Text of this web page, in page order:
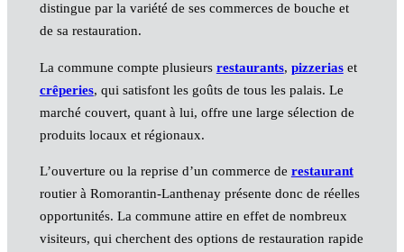
distingue par la variété de ses commerces de bouche et
de sa restauration.
La commune compte plusieurs restaurants, pizzeriaset
crêperies, qui satisfont les goûts de tous les palais. Le
marché couvert, quant à lui, offre une large sélection de
produits locaux et régionaux.
L’ouverture ou la reprise d’un commerce de restaurant
routier à Romorantin-Lanthenay présente donc de réelles
opportunités. La commune attire en effet de nombreux
visiteurs, qui cherchent des options de restauration rapide